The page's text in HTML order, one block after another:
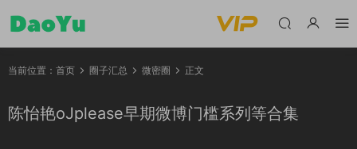
当前位置： 首页 圈子汇总 微密圈 正文
陈怡艳oJplease早期微博门槛系列等合集